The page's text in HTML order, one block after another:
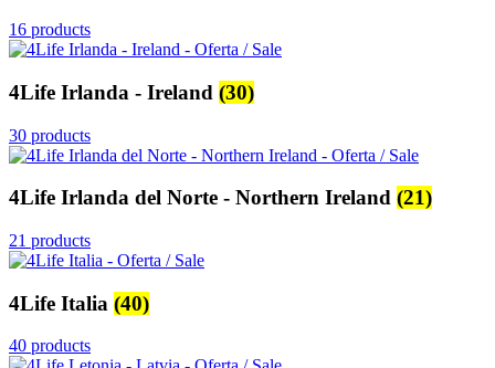
16 products
4Life Irlanda - Ireland (30)
30 products
4Life Irlanda del Norte - Northern Ireland (21)
21 products
4Life Italia (40)
40 products